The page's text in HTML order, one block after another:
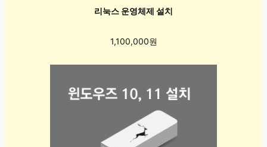
리눅스 운영체제 설치
1,100,000원